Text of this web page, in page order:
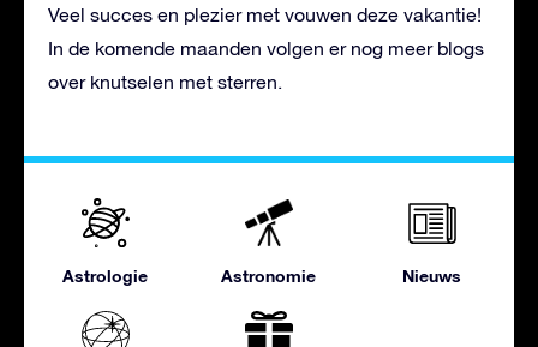
Veel succes en plezier met vouwen deze vakantie!
In de komende maanden volgen er nog meer blogs
over knutselen met sterren.
Astrologie Astronomie Nieuws